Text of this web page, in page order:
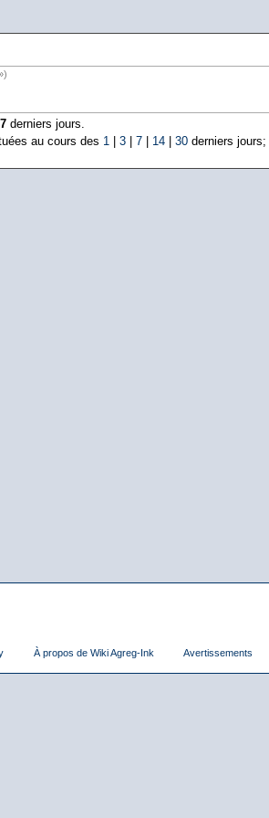
7derniers jours.
au cours des 1| 3| 7| 14| 30derniers jours;
À propos de Wiki Agreg-Ink Avertissements